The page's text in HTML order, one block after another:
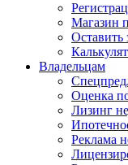
Магазин
Оставить
Владельцам
Оценка
Лизинг
Реклама